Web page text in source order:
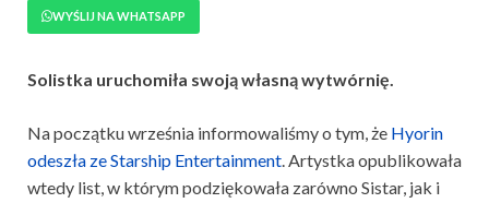
WYŚLIJ NA WHATSAPP
Solistka uruchomiła swoją własną wytwórnię.
Na początku września informowaliśmy o tym, że Hyorin
odeszła ze Starship Entertainment. Artystka opublikowała
wtedy list, w którym podziękowała zarówno Sistar, jak i